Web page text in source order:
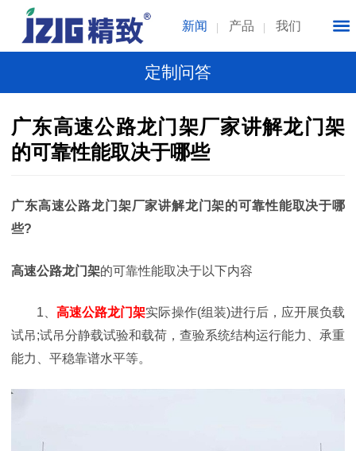
新闻 产品 我们
定制问答
广东高速公路龙门架厂家讲解龙门架
的可靠性能取决于哪些
广东高速公路龙门架厂家讲解龙门架的可靠性能取决于哪
些?
高速公路龙门架的可靠性能取决于以下内容
1、高速公路龙门架实际操作(组装)进行后，应开展负载
试吊;试吊分静载试验和载荷，查验系统结构运行能力、承重
能力、平稳靠谱水平等。